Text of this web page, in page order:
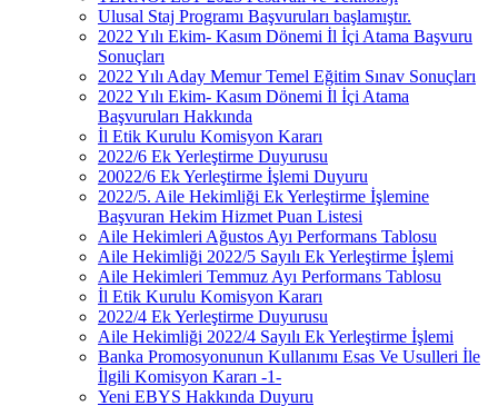
Ulusal Staj Programı Başvuruları başlamıştır.
2022 Yılı Ekim- Kasım Dönemi İl İçi Atama Başvuru
Sonuçları
2022 Yılı Aday Memur Temel Eğitim Sınav Sonuçları
2022 Yılı Ekim- Kasım Dönemi İl İçi Atama
Başvuruları Hakkında
İl Etik Kurulu Komisyon Kararı
2022/6 Ek Yerleştirme Duyurusu
20022/6 Ek Yerleştirme İşlemi Duyuru
2022/5. Aile Hekimliği Ek Yerleştirme İşlemine
Başvuran Hekim Hizmet Puan Listesi
Aile Hekimleri Ağustos Ayı Performans Tablosu
Aile Hekimliği 2022/5 Sayılı Ek Yerleştirme İşlemi
Aile Hekimleri Temmuz Ayı Performans Tablosu
İl Etik Kurulu Komisyon Kararı
2022/4 Ek Yerleştirme Duyurusu
Aile Hekimliği 2022/4 Sayılı Ek Yerleştirme İşlemi
Banka Promosyonunun Kullanımı Esas Ve Usulleri İle
İlgili Komisyon Kararı -1-
Yeni EBYS Hakkında Duyuru